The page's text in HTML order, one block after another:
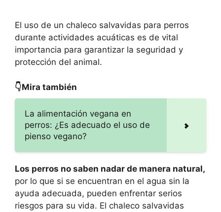
El uso de un chaleco salvavidas para perros
durante actividades acuáticas es de vital
importancia para garantizar la seguridad y
protección del animal.
👇Mira también
La alimentación vegana en
perros: ¿Es adecuado el uso de
pienso vegano?
Los perros no saben nadar de manera natural,
por lo que si se encuentran en el agua sin la
ayuda adecuada, pueden enfrentar serios
riesgos para su vida. El chaleco salvavidas